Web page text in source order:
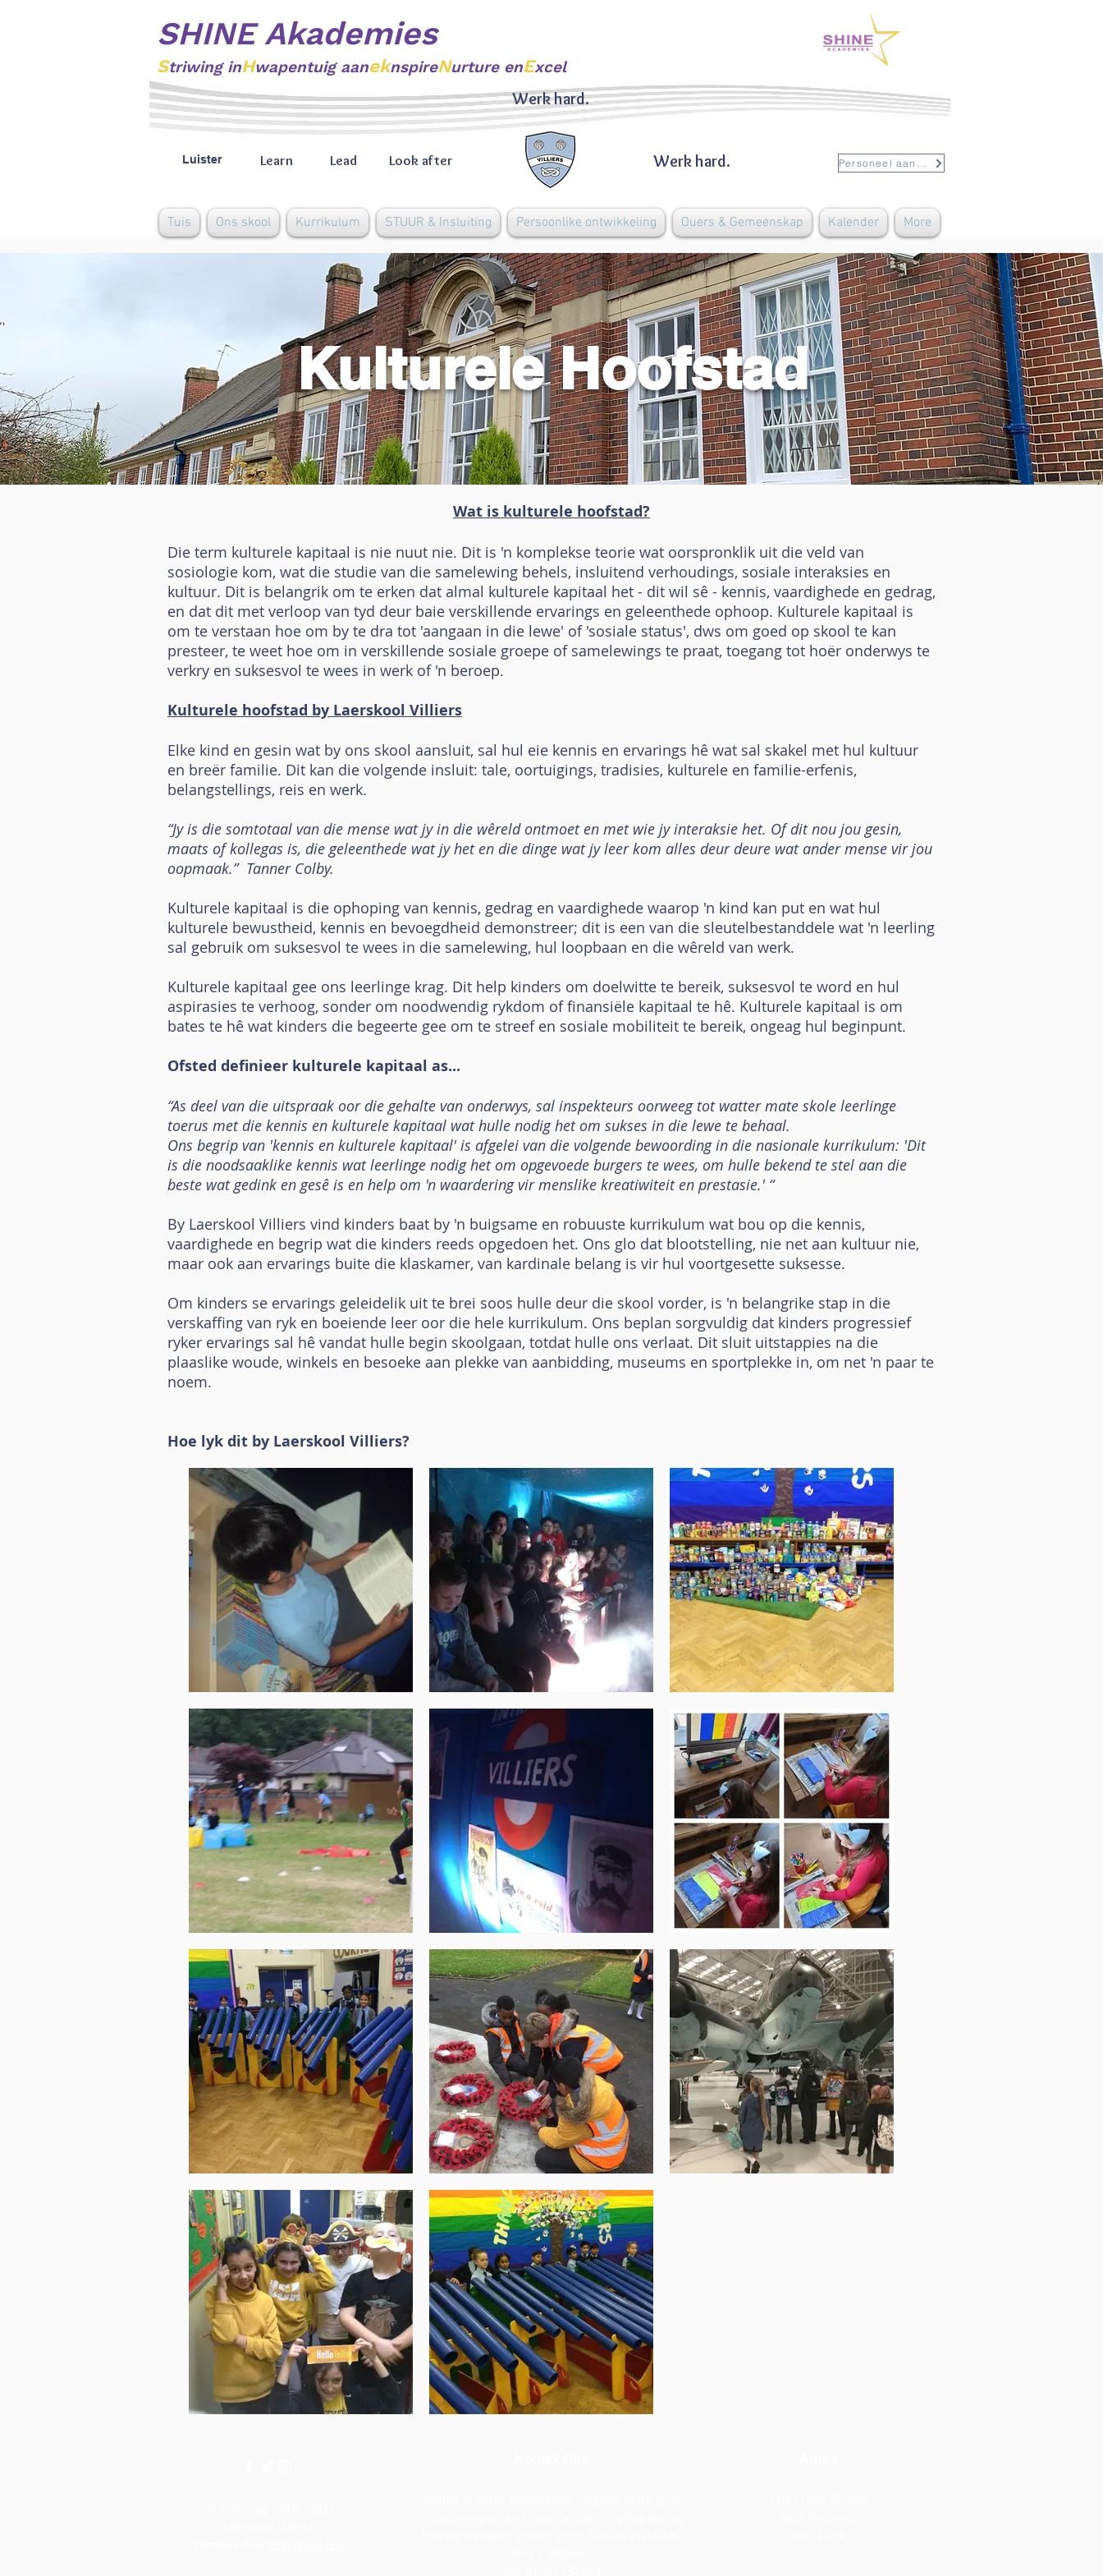
SHINE Akademies
Striwing inHwapentuig aaneknspireNurture enExcel
Luister Werk hard.
Learn Lead Look after Personeel aanmeld
Werk hard.
Tuis Ons skool Kurrikulum STUUR & Insluiting Persoonlike ontwikkeling Ouers & Gemeenskap Kalender More
Kulturele Hoofstad
Wat is kulturele hoofstad?
Die term kulturele kapitaal is nie nuut nie. Dit is 'n komplekse teorie wat oorspronklik uit die veld van
sosiologie kom, wat die studie van die samelewing behels, insluitend verhoudings, sosiale interaksies en
kultuur. Dit is belangrik om te erken dat almal kulturele kapitaal het - dit wil sê - kennis, vaardighede en gedrag,
en dat dit met verloop van tyd deur baie verskillende ervarings en geleenthede ophoop. Kulturele kapitaal is
om te verstaan hoe om by te dra tot 'aangaan in die lewe' of 'sosiale status', dws om goed op skool te kan
presteer, te weet hoe om in verskillende sosiale groepe of samelewings te praat, toegang tot hoër onderwys te
verkry en suksesvol te wees in werk of 'n beroep.
Kulturele hoofstad by Laerskool Villiers
Elke kind en gesin wat by ons skool aansluit, sal hul eie kennis en ervarings hê wat sal skakel met hul kultuur
en breër familie. Dit kan die volgende insluit: tale, oortuigings, tradisies, kulturele en familie-erfenis,
belangstellings, reis en werk.
“Jy is die somtotaal van die mense wat jy in die wêreld ontmoet en met wie jy interaksie het. Of dit nou jou gesin,
maats of kollegas is, die geleenthede wat jy het en die dinge wat jy leer kom alles deur deure wat ander mense vir jou
oopmaak.” Tanner Colby.
Kulturele kapitaal is die ophoping van kennis, gedrag en vaardighede waarop 'n kind kan put en wat hul
kulturele bewustheid, kennis en bevoegdheid demonstreer; dit is een van die sleutelbestanddele wat 'n leerling
sal gebruik om suksesvol te wees in die samelewing, hul loopbaan en die wêreld van werk.
Kulturele kapitaal gee ons leerlinge krag. Dit help kinders om doelwitte te bereik, suksesvol te word en hul
aspirasies te verhoog, sonder om noodwendig rykdom of finansiële kapitaal te hê. Kulturele kapitaal is om
bates te hê wat kinders die begeerte gee om te streef en sosiale mobiliteit te bereik, ongeag hul beginpunt.
Ofsted definieer kulturele kapitaal as...
“As deel van die uitspraak oor die gehalte van onderwys, sal inspekteurs oorweeg tot watter mate skole leerlinge
toerus met die kennis en kulturele kapitaal wat hulle nodig het om sukses in die lewe te behaal.
Ons begrip van 'kennis en kulturele kapitaal' is afgelei van die volgende bewoording in die nasionale kurrikulum: 'Dit
is die noodsaaklike kennis wat leerlinge nodig het om opgevoede burgers te wees, om hulle bekend te stel aan die
beste wat gedink en gesê is en help om 'n waardering vir menslike kreatiwiteit en prestasie.' “
By Laerskool Villiers vind kinders baat by 'n buigsame en robuuste kurrikulum wat bou op die kennis,
vaardighede en begrip wat die kinders reeds opgedoen het. Ons glo dat blootstelling, nie net aan kultuur nie,
maar ook aan ervarings buite die klaskamer, van kardinale belang is vir hul voortgesette suksesse.
Om kinders se ervarings geleidelik uit te brei soos hulle deur die skool vorder, is 'n belangrike stap in die
verskaffing van ryk en boeiende leer oor die hele kurrikulum. Ons beplan sorgvuldig dat kinders progressief
ryker ervarings sal hê vandat hulle begin skoolgaan, totdat hulle ons verlaat. Dit sluit uitstappies na die
plaaslike woude, winkels en besoeke aan plekke van aanbidding, museums en sportplekke in, om net 'n paar te
noem.
Hoe lyk dit by Laerskool Villiers?